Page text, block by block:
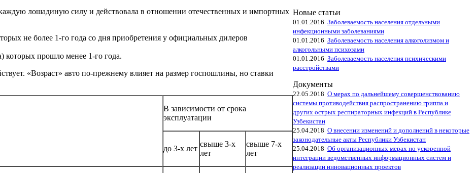
лошадиную силу и действовала в отношении отечественных и импортных
не более 1-го года со дня приобретения у официальных дилеров
которых прошло менее 1-го года.
«Возраст» авто по-прежнему влияет на размер госпошлины, но ставки
В зависимости от срока
эксплуатации
до 3-х лет
свыше 3-х
лет
свыше 7-х
лет
Новые статьи
01.01.2016 Заболеваемость населения отдельными
инфекционными заболеваниями
01.01.2016 Заболеваемость населения алкоголизмом и
алкогольными психозами
01.01.2016 Заболеваемость населения психическими
расстройствами
Документы
22.05.2018 О мерах по дальнейшему совершенствованию
системы противодействия распространению гриппа и
других острых респираторных инфекций в Республике
Узбекистан
25.04.2018 О внесении изменений и дополнений в некоторые
законодательные акты Республики Узбекистан
25.04.2018 Об организационных мерах но ускоренной
интеграции ведомственных информационных систем и
реализации инновационных проектов